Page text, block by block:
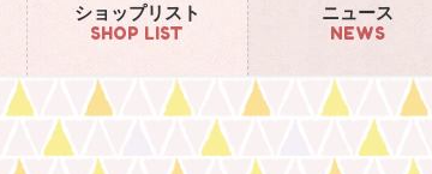
ショップリスト
SHOP LIST
ニュース
NEWS